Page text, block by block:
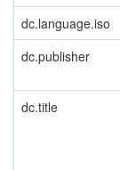
dc.language.iso
dc.publisher
dc.title